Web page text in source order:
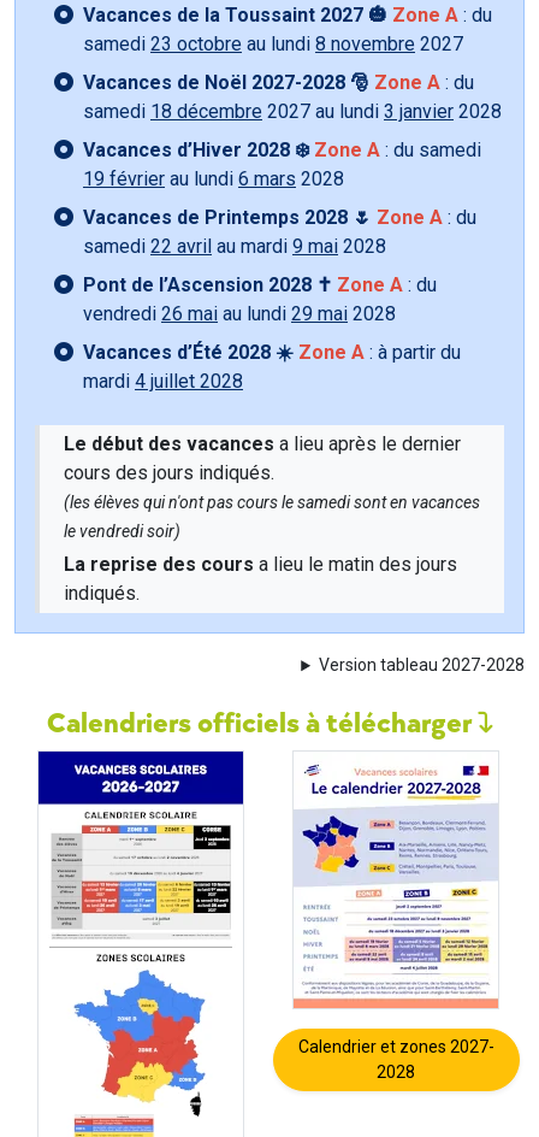
Vacances de la Toussaint 2027 🎃 Zone A : du
samedi 23 octobre au lundi 8 novembre 2027
Vacances de Noël 2027-2028 🎅 Zone A : du
samedi 18 décembre 2027 au lundi 3 janvier 2028
Vacances d’Hiver 2028 ❄️ Zone A : du samedi
19 février au lundi 6 mars 2028
Vacances de Printemps 2028 🌷 Zone A : du
samedi 22 avril au mardi 9 mai 2028
Pont de l’Ascension 2028 ✝️ Zone A : du
vendredi 26 mai au lundi 29 mai 2028
Vacances d’Été 2028 ☀️ Zone A : à partir du
mardi 4 juillet 2028
Le début des vacances a lieu après le dernier
cours des jours indiqués.
(les élèves qui n'ont pas cours le samedi sont en vacances
le vendredi soir)
La reprise des cours a lieu le matin des jours
indiqués.
Version tableau 2027-2028
Calendriers officiels à télécharger
Calendrier et zones 2027-
2028